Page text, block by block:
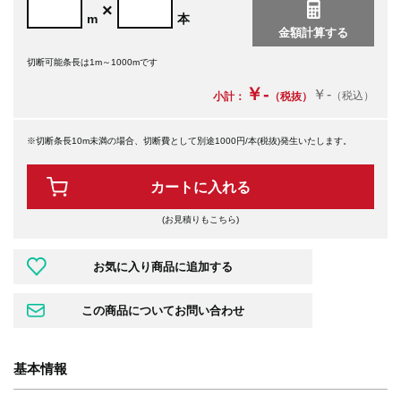
m × 本
切断可能条長は1m～1000mです
小計： ￥- （税抜） ￥- （税込）
※切断条長10m未満の場合、切断費として別途1000円/本(税抜)発生いたします。
カートに入れる
(お見積りもこちら)
基本情報